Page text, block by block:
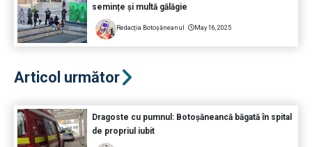
semințe și multă gălăgie
Redacția Botoșăneanul May 16, 2025
Articol următor
Dragoste cu pumnul: Botoșăneancă băgată în spital
de propriul iubit